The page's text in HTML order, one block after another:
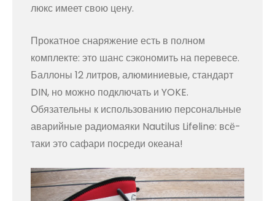
люкс имеет свою цену.
Прокатное снаряжение есть в полном
комплекте: это шанс сэкономить на перевесе.
Баллоны 12 литров, алюминиевые, стандарт
DIN, но можно подключать и YOKE.
Обязательны к использованию персональные
аварийные радиомаяки Nautilus Lifeline: всё-
таки это сафари посреди океана!